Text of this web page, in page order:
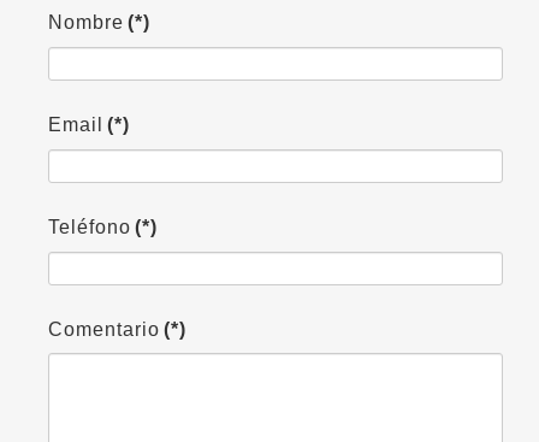
Nombre (*)
Email (*)
Teléfono (*)
Comentario (*)